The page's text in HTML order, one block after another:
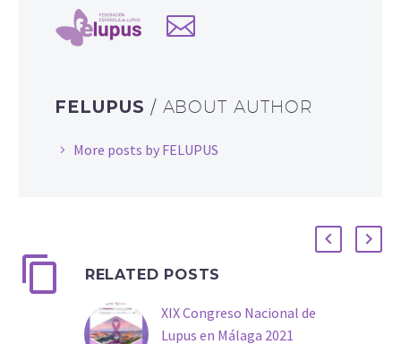
FELUPUS / ABOUT AUTHOR
More posts by FELUPUS
RELATED POSTS
XIX Congreso Nacional de
Lupus en Málaga 2021